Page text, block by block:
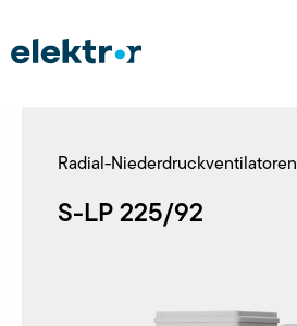
Radial-Niederdruckventilatoren
S-LP 225/92